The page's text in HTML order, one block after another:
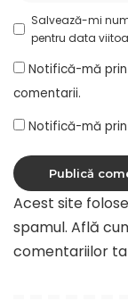
Salvează-mi
pentru data
Notifică-mă
comentarii.
Notifică-mă
Acest site
spamul. Află
comentariilor